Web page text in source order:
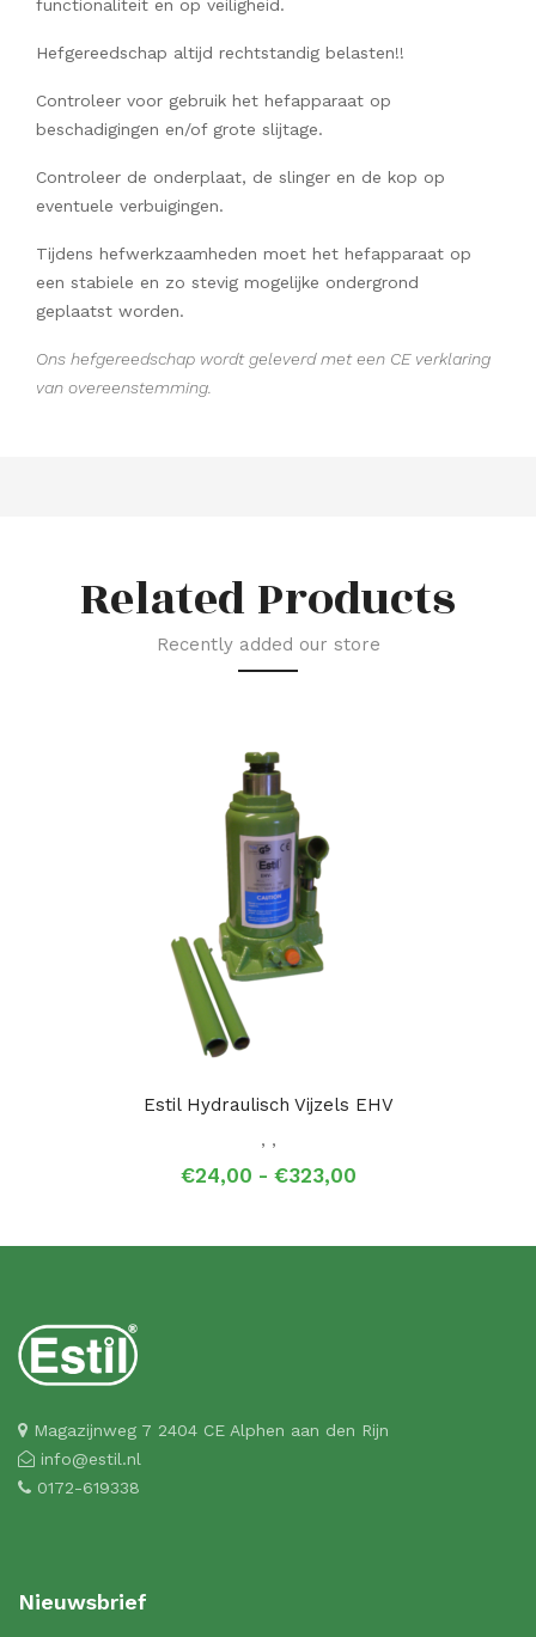
functionaliteit en op veiligheid.
Hefgereedschap altijd rechtstandig belasten!!
Controleer voor gebruik het hefapparaat op
beschadigingen en/of grote slijtage.
Controleer de onderplaat, de slinger en de kop op
eventuele verbuigingen.
Tijdens hefwerkzaamheden moet het hefapparaat op
een stabiele en zo stevig mogelijke ondergrond
geplaatst worden.
Ons hefgereedschap wordt geleverd met een CE verklaring
van overeenstemming.
Related Products
Recently added our store
Estil Hydraulisch Vijzels EHV
, ,
€24,00 - €323,00Prijsklasse:
Magazijnweg 7 2404 CE Alphen aan den Rijn
info@estil.nl
0172-619338
Nieuwsbrief